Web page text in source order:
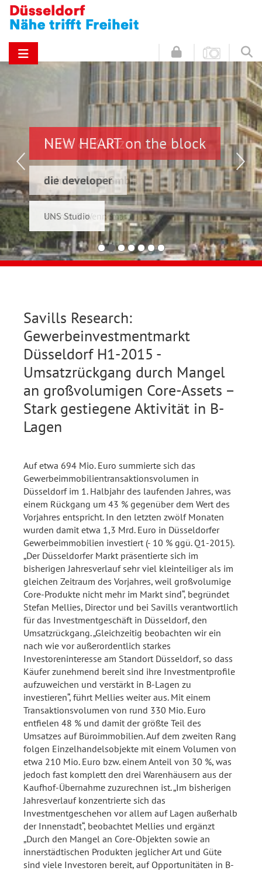
NEW HEART on the block
die developer
UNS Studio
Hinz & Kunz
Schwelmer7 GmbH
Konrad & Wennemar
Savills Research:
Gewerbeinvestmentmarkt
Düsseldorf H1-2015 -
Umsatzrückgang durch Mangel
an großvolumigen Core-Assets –
Stark gestiegene Aktivität in B-
Lagen
Auf etwa 694 Mio. Euro summierte sich das
Gewerbeimmobilientransaktionsvolumen in
Düsseldorf im 1. Halbjahr des laufenden Jahres, was
einem Rückgang um 43 % gegenüber dem Wert des
Vorjahres entspricht. In den letzten zwölf Monaten
wurden damit etwa 1,3 Mrd. Euro in Düsseldorfer
Gewerbeimmobilien investiert (- 10 % ggü. Q1-2015).
„Der Düsseldorfer Markt präsentierte sich im
bisherigen Jahresverlauf sehr viel kleinteiliger als im
gleichen Zeitraum des Vorjahres, weil großvolumige
Core-Produkte nicht mehr im Markt sind“, begründet
Stefan Mellies, Director und bei Savills verantwortlich
für das Investmentgeschäft in Düsseldorf, den
Umsatzrückgang. „Gleichzeitig beobachten wir ein
nach wie vor außerordentlich starkes
Investoreninteresse am Standort Düsseldorf, so dass
Käufer zunehmend bereit sind ihre Investmentprofile
aufzuweichen und verstärkt in B-Lagen zu
investieren“, führt Mellies weiter aus. Mit einem
Transaktionsvolumen von rund 330 Mio. Euro
entfielen 48 % und damit der größte Teil des
Umsatzes auf Büroimmobilien. Auf dem zweiten Rang
folgen Einzelhandelsobjekte mit einem Volumen von
etwa 210 Mio. Euro bzw. einem Anteil von 30 %, was
jedoch fast komplett den drei Warenhäusern aus der
Kaufhof-Übernahme zuzurechnen ist. „Im bisherigen
Jahresverlauf konzentrierte sich das
Investmentgeschehen vor allem auf Lagen außerhalb
der Innenstadt“, beobachtet Mellies und ergänzt
„Durch den Mangel an Core-Objekten sowie an
innerstädtischen Produkten jeglicher Art und Güte
sind viele Investoren bereit, auf Opportunitäten in B-